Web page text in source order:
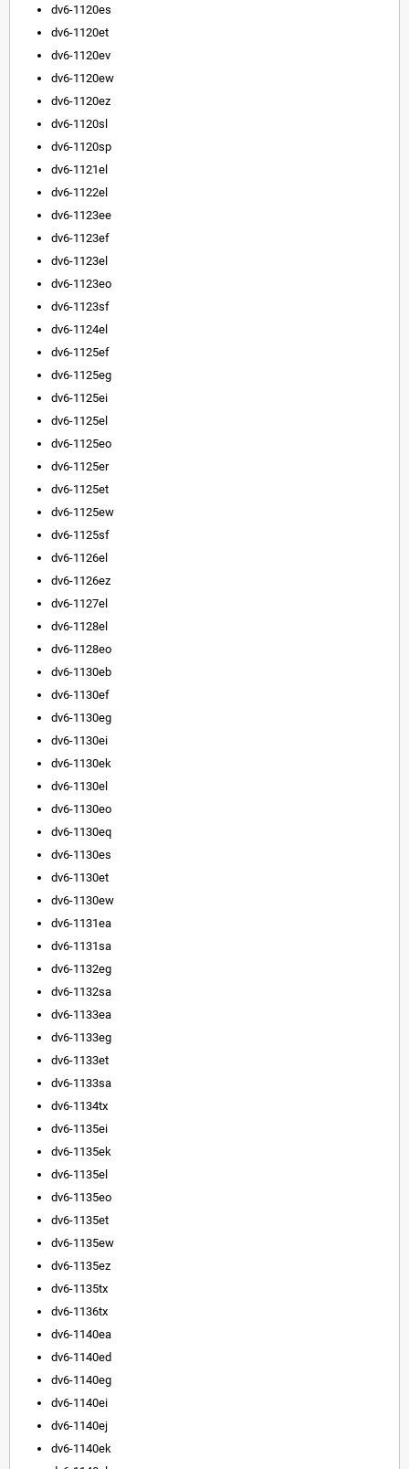
dv6-1120es
dv6-1120et
dv6-1120ev
dv6-1120ew
dv6-1120ez
dv6-1120sl
dv6-1120sp
dv6-1121el
dv6-1122el
dv6-1123ee
dv6-1123ef
dv6-1123el
dv6-1123eo
dv6-1123sf
dv6-1124el
dv6-1125ef
dv6-1125eg
dv6-1125ei
dv6-1125el
dv6-1125eo
dv6-1125er
dv6-1125et
dv6-1125ew
dv6-1125sf
dv6-1126el
dv6-1126ez
dv6-1127el
dv6-1128el
dv6-1128eo
dv6-1130eb
dv6-1130ef
dv6-1130eg
dv6-1130ei
dv6-1130ek
dv6-1130el
dv6-1130eo
dv6-1130eq
dv6-1130es
dv6-1130et
dv6-1130ew
dv6-1131ea
dv6-1131sa
dv6-1132eg
dv6-1132sa
dv6-1133ea
dv6-1133eg
dv6-1133et
dv6-1133sa
dv6-1134tx
dv6-1135ei
dv6-1135ek
dv6-1135el
dv6-1135eo
dv6-1135et
dv6-1135ew
dv6-1135ez
dv6-1135tx
dv6-1136tx
dv6-1140ea
dv6-1140ed
dv6-1140eg
dv6-1140ei
dv6-1140ej
dv6-1140ek